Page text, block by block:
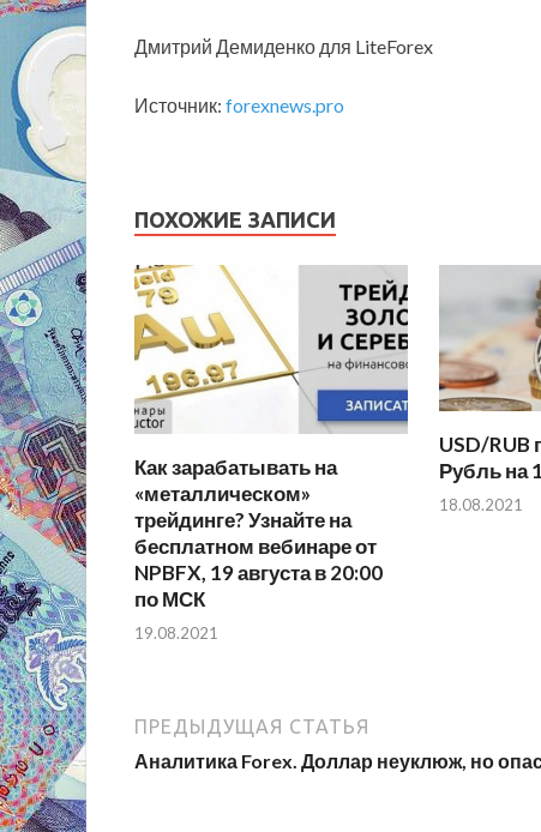
Дмитрий Демиденко для LiteForex
Источник: forexnews.pro
ПОХОЖИЕ ЗАПИСИ
Как зарабатывать на
«металлическом»
трейдинге? Узнайте на
бесплатном вебинаре от
NPBFX, 19 августа в 20:00
по МСК
19.08.2021
USD/RUB
Рубль на
18.08.2021
ПРЕДЫДУЩАЯ СТАТЬЯ
Аналитика Forex. Доллар неуклюж, но